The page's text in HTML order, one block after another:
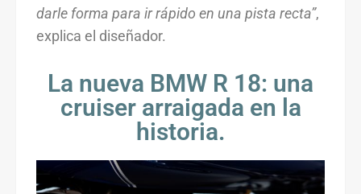
darle forma para ir rápido en una pista recta”,
explica el diseñador.
La nueva BMW R 18: una
cruiser arraigada en la
historia.